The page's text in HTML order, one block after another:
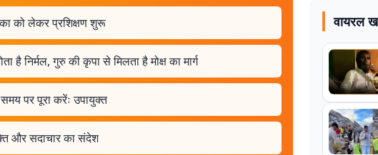
को लेकर प्रशिक्षण शुरू
है निर्मल, गुरु की कृपा से मिलता है मोक्ष का मार्ग
पर पूरा करेंः उपायुक्त
और सदाचार का संदेश
वायरल